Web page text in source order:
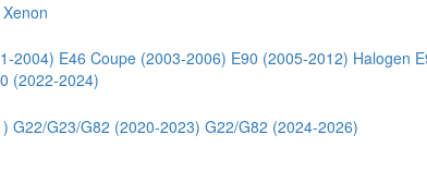
2004) E46 Coupe (2003-2006) E90 (2005-2012) Halogen
(2022-2024)
G22/G23/G82 (2020-2023) G22/G82 (2024-2026)